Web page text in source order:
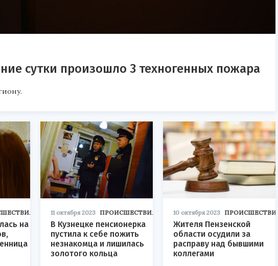
сутки произошло 3 техногенных пожара
на
11 октября 2023 ПРОИСШЕСТВИЯ
В Кузнецке пенсионерка
пустила к себе пожить
незнакомца и лишилась
золотого кольца
10 октября 2023 ПРОИСШЕСТВИЯ
Жителя Пензенской
области осудили за
расправу над бывшими
коллегами